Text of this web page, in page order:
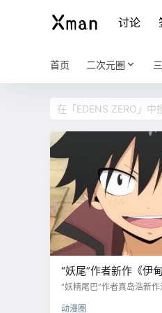
讨论
首页 二次元圈
“妖尾”作者新作《伊
先导PV公布
“妖精尾巴”作者真岛浩新
4月10日开播 简介： 本作
动漫圈